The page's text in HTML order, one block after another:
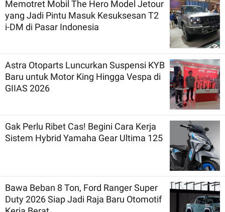
Memotret Mobil The Hero Model Jetour
yang Jadi Pintu Masuk Kesuksesan T2
i-DM di Pasar Indonesia
Astra Otoparts Luncurkan Suspensi KYB
Baru untuk Motor King Hingga Vespa di
GIIAS 2026
Gak Perlu Ribet Cas! Begini Cara Kerja
Sistem Hybrid Yamaha Gear Ultima 125
Bawa Beban 8 Ton, Ford Ranger Super
Duty 2026 Siap Jadi Raja Baru Otomotif